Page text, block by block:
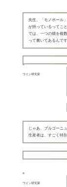
先生、「モノポール
が持っているってこ
では、一つの畑を複
って書いてあるんで
ワイン研究家
じゃあ、ブルゴーニ
生産者は、すごく特
ワイン研究家